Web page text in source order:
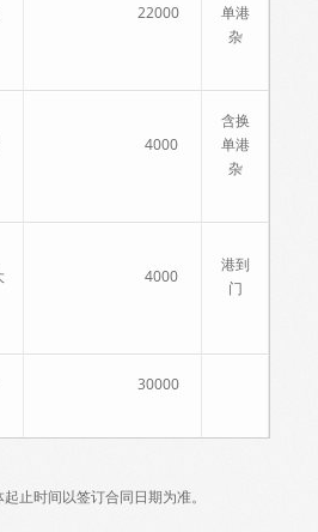
22000
单港
杂
4000
含换
单港
杂
4000
港到
门
30000
止时间以签订合同日期为准。